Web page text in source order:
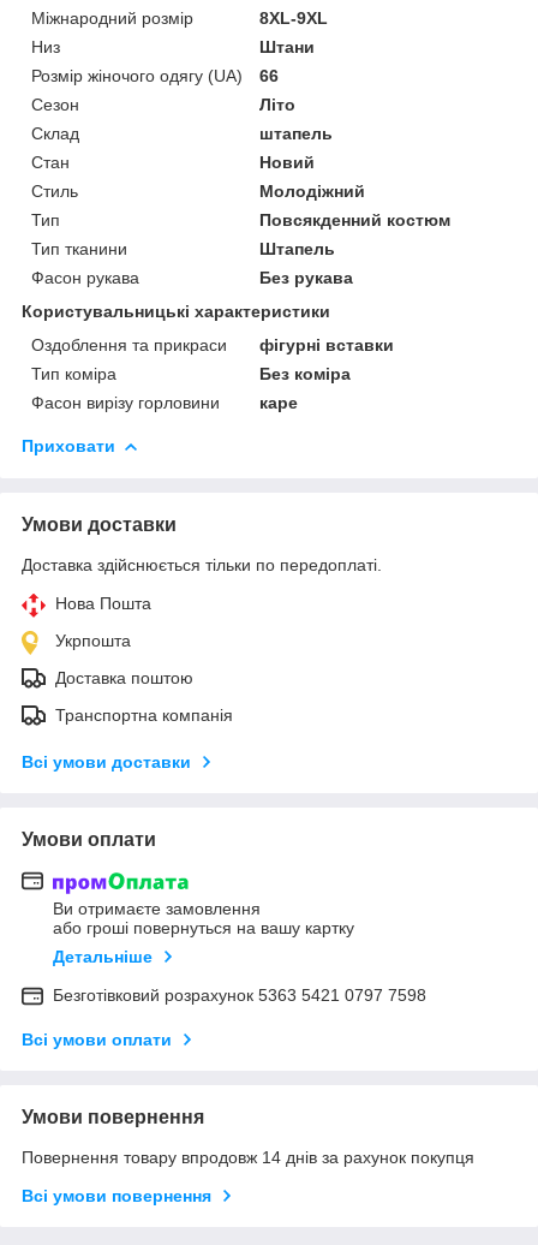
Міжнародний розмір
8XL-9XL
Низ
Штани
Розмір жіночого одягу (UA)
66
Сезон
Літо
Склад
штапель
Стан
Новий
Стиль
Молодіжний
Тип
Повсякденний костюм
Тип тканини
Штапель
Фасон рукава
Без рукава
Користувальницькі характеристики
Оздоблення та прикраси
фігурні вставки
Тип коміра
Без коміра
Фасон вирізу горловини
каре
Приховати
Умови доставки
Доставка здійснюється тільки по передоплаті.
Нова Пошта
Укрпошта
Доставка поштою
Транспортна компанія
Всі умови доставки
Умови оплати
Ви отримаєте замовлення
або гроші повернуться на вашу картку
Детальніше
Безготівковий розрахунок 5363 5421 0797 7598
Всі умови оплати
Умови повернення
Повернення товару впродовж 14 днів за рахунок покупця
Всі умови повернення